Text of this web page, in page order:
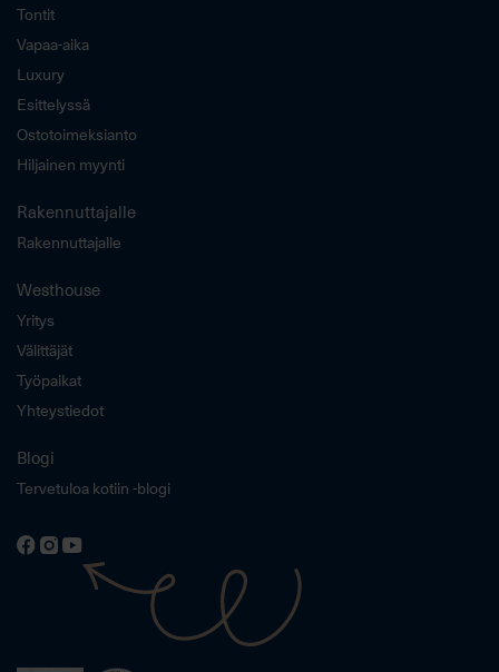
Tontit
Vapaa-aika
Luxury
Esittelyssä
Ostotoimeksianto
Hiljainen myynti
Rakennuttajalle
Rakennuttajalle
Westhouse
Yritys
Välittäjät
Työpaikat
Yhteystiedot
Blogi
Tervetuloa kotiin -blogi